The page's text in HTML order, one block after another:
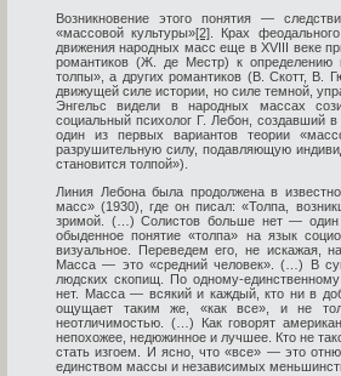
Возникновение этого понятия —
«массовой культуры»[2] . Крах
движения народных масс еще в XVIII веке
романтиков (Ж. де Местр) к определению
толпы», а других романтиков (В. Скотт, В.
движущей силе истории, но силе темной,
Энгельс видели в народных массах
социальный психолог Г. Лебон, создавший
один из первых вариантов теории
разрушительную силу, подавляющую
становится толпой»).
Линия Лебона была продолжена в
масс» (1930), где он писал: «Толпа,
зримой. (…) Солистов больше нет — один
обыденное понятие «толпа» на язык
визуальное. Переведем его, не искажая,
Масса — это «средний человек». (…) В
людских скопищ. По одному-
нет. Масса — всякий и каждый, кто ни в
ощущает таким же, «как все», и не
неотличимостью. (…) Как говорят
непохожее, недюжинное и лучшее. Кто не
стать изгоем. И ясно, что «все» — это
единством массы и независимых